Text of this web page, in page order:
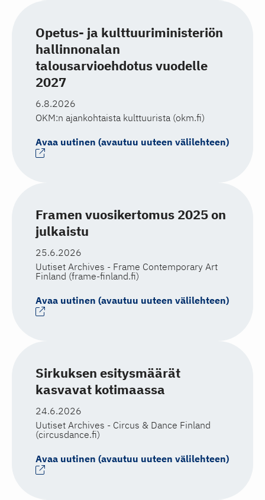
Opetus- ja kulttuuriministeriön
hallinnonalan
talousarvioehdotus vuodelle
2027
6.8.2026
OKM:n ajankohtaista kulttuurista (okm.fi)
Avaa uutinen (avautuu uuteen välilehteen)
Framen vuosikertomus 2025 on
julkaistu
25.6.2026
Uutiset Archives - Frame Contemporary Art
Finland (frame-finland.fi)
Avaa uutinen (avautuu uuteen välilehteen)
Sirkuksen esitysmäärät
kasvavat kotimaassa
24.6.2026
Uutiset Archives - Circus & Dance Finland
(circusdance.fi)
Avaa uutinen (avautuu uuteen välilehteen)